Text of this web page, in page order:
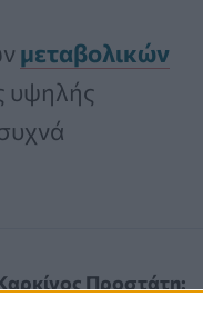
μεταβολικών
υψηλής
Προστάτη: